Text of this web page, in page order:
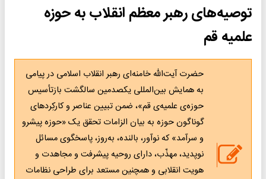
توصیه‌های رهبر معظم انقلاب به حوزه
علمیه قم
حضرت آیت‌الله خامنه‌ای رهبر انقلاب اسلامی در پیامی
به همایش بین‌المللی یکصدمین سالگشت بازتأسیس
حوزه‌ی علمیه‌ی قم»، ضمن تبیین عناصر و کارکِردهای
گوناگون حوزه به بیان الزامات تحقق یک «حوزه پیشرو
و سرآمد» که نوآور، بالنده، به‌روز، پاسخگوی مسائل
نوپدید، مهذّب، دارای روحیه پیشرفت و مجاهدت و
هویت انقلابی و همچنین مستعد برای طراحی نظامات